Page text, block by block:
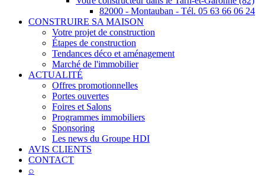
82000 - Montauban - Tél. 05 63 66 06 24
CONSTRUIRE SA MAISON
Votre projet de construction
Étapes de construction
Tendances déco et aménagement
Marché de l'immobilier
ACTUALITÉ
Offres promotionnelles
Portes ouvertes
Foires et Salons
Programmes immobiliers
Sponsoring
Les news du Groupe HDI
AVIS CLIENTS
CONTACT
⌕